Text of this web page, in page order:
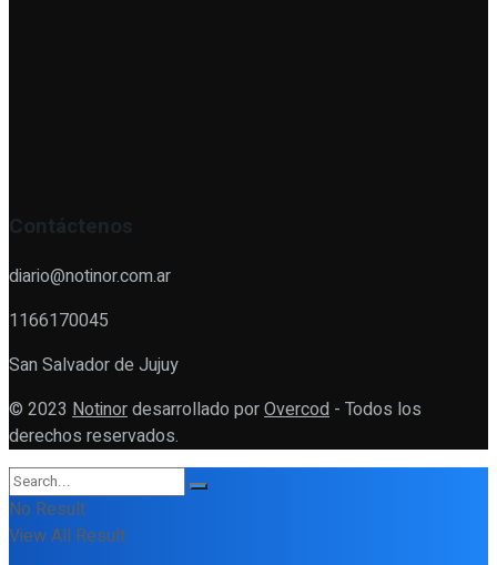
Contáctenos
diario@notinor.com.ar
1166170045
San Salvador de Jujuy
© 2023 Notinordesarrollado porOvercod - Todos los
derechos reservados.
No Result
View All Result